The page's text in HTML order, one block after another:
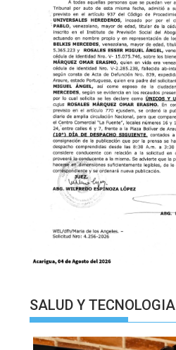
SALUD Y TECNOLOGIA